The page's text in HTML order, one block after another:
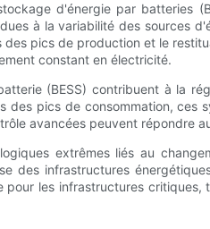
d'énergie par batteries
à la variabilité des sources
pics de production et le
constant en électricité.
(BESS) contribuent à la
pics de consommation,
avancées peuvent répondre
extrêmes liés au
des infrastructures
les infrastructures